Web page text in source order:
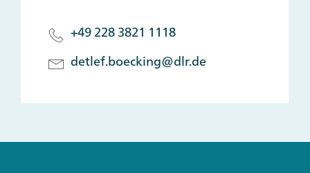
+49 228 3821 1118
detlef.boecking@dlr.de